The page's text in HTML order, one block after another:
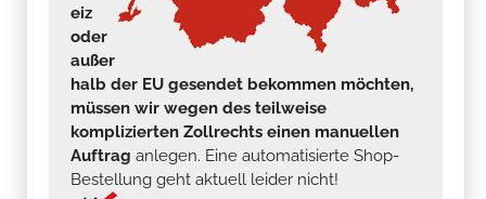
eiz
oder
außer
halb der EU gesendet bekommen möchten,
müssen wir wegen des teilweise
komplizierten Zollrechts einen manuellen
Auftrag anlegen. Eine automatisierte Shop-
Bestellung geht aktuell leider nicht!